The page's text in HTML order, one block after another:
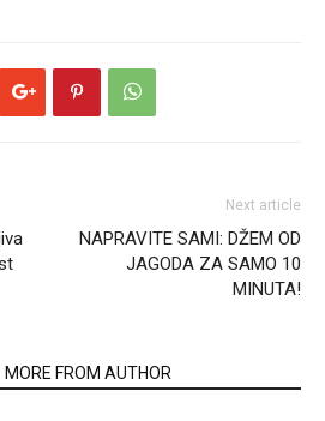
Next article
NAPRAVITE SAMI: DŽEM OD
JAGODA ZA SAMO 10
MINUTA!
MORE FROM AUTHOR